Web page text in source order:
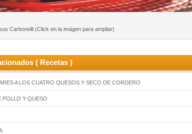
Carbonelli (Click en la imágen para ampliar)
( Recetas )
A LOS CUATRO QUESOS Y SECO DE CORDERO
POLLO Y QUESO